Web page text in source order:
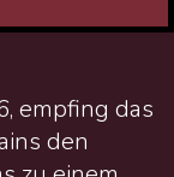
empfing das
den